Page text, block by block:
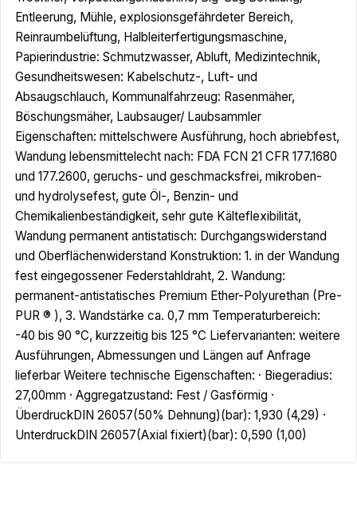
Entleerung, Mühle, explosionsgefährdeter Bereich,
Reinraumbelüftung, Halbleiterfertigungsmaschine,
Papierindustrie: Schmutzwasser, Abluft, Medizintechnik,
Gesundheitswesen: Kabelschutz-, Luft- und
Absaugschlauch, Kommunalfahrzeug: Rasenmäher,
Böschungsmäher, Laubsauger/ Laubsammler
Eigenschaften: mittelschwere Ausführung, hoch abriebfest,
Wandung lebensmittelecht nach: FDA FCN 21 CFR 177.1680
und 177.2600, geruchs- und geschmacksfrei, mikroben-
und hydrolysefest, gute Öl-, Benzin- und
Chemikalienbeständigkeit, sehr gute Kälteflexibilität,
Wandung permanent antistatisch: Durchgangswiderstand
und Oberflächenwiderstand Konstruktion: 1. in der Wandung
fest eingegossener Federstahldraht, 2. Wandung:
permanent-antistatisches Premium Ether-Polyurethan (Pre-
PUR ® ), 3. Wandstärke ca. 0,7 mm Temperaturbereich:
-40 bis 90 °C, kurzzeitig bis 125 °C Liefervarianten: weitere
Ausführungen, Abmessungen und Längen auf Anfrage
lieferbar Weitere technische Eigenschaften: · Biegeradius:
27,00mm · Aggregatzustand: Fest / Gasförmig ·
ÜberdruckDIN 26057(50% Dehnung)(bar): 1,930 (4,29) ·
UnterdruckDIN 26057(Axial fixiert)(bar): 0,590 (1,00)